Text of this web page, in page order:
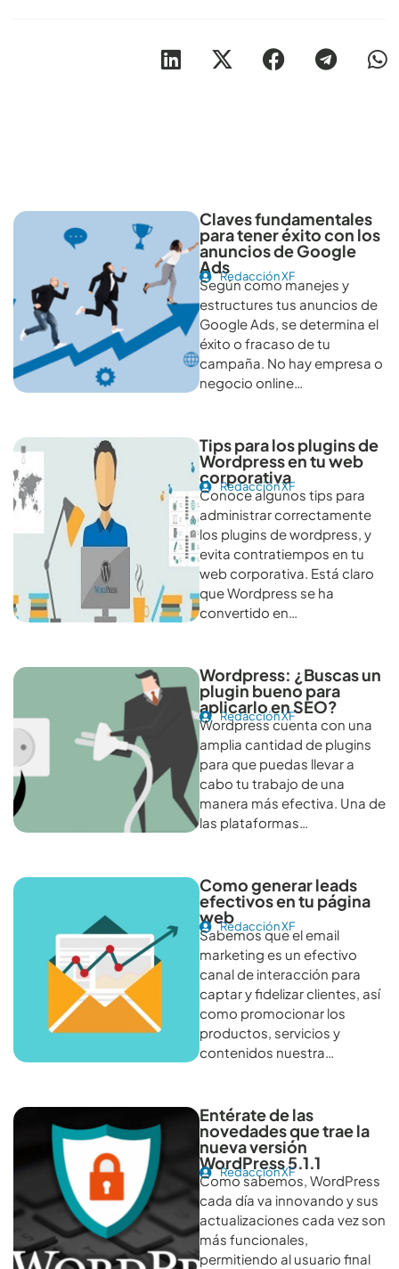
Claves fundamentales
para tener éxito con los
anuncios de Google
AdsRedacción XF
Según como manejes y
estructures tus anuncios de
Google Ads, se determina el
éxito o fracaso de tu
campaña. No hay empresa o
negocio online…
Tips para los plugins de
Wordpress en tu web
corporativa
Redacción XF
Conoce algunos tips para
administrar correctamente
los plugins de wordpress, y
evita contratiempos en tu
web corporativa. Está claro
que Wordpress se ha
convertido en…
Wordpress: ¿Buscas un
plugin bueno para
aplicarlo en SEO?
Redacción XF
Wordpress cuenta con una
amplia cantidad de plugins
para que puedas llevar a
cabo tu trabajo de una
manera más efectiva. Una de
las plataformas…
Como generar leads
efectivos en tu página
webRedacción XF
Sabemos que el email
marketing es un efectivo
canal de interacción para
captar y fidelizar clientes, así
como promocionar los
productos, servicios y
contenidos nuestra…
Entérate de las
novedades que trae la
nueva versión
WordPress 5.1.1
Redacción XF
Como sabemos, WordPress
cada día va innovando y sus
actualizaciones cada vez son
más funcionales,
permitiendo al usuario final